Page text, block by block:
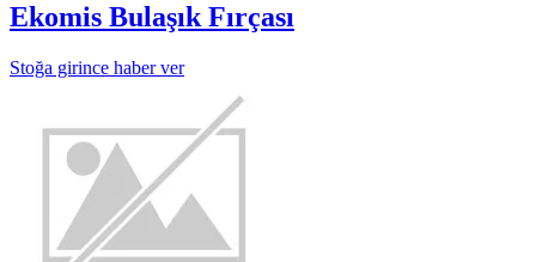
Ekomis Bulaşık Fırçası
Stoğa girince haber ver